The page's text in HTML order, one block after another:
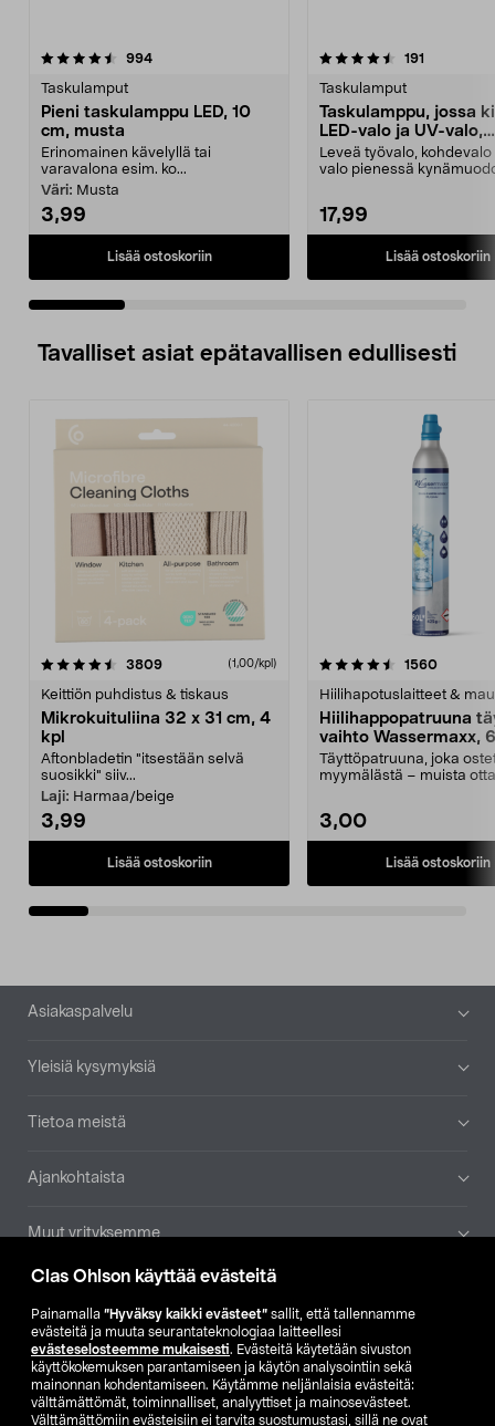
Clas Ohlson käyttää evästeitä
Painamalla ”Hyväksy kaikki evästeet” sallit, että tallennamme
evästeitä ja muuta seurantateknologiaa laitteellesi
evästeselosteemme mukaisesti. Evästeitä käytetään sivuston
käyttökokemuksen parantamiseen ja käytön analysointiin sekä
mainonnan kohdentamiseen. Käytämme neljänlaisia evästeitä:
välttämättömät, toiminnalliset, analyyttiset ja mainosevästeet.
Välttämättömiin evästeisiin ei tarvita suostumustasi, sillä ne ovat
994arvostelut
Taskulamput
Pieni taskulamppu LED, 10
cm, musta
Erinomainen kävelyllä tai
varavalona esim. ko...
Väri: Musta
3,99
Lisää ostoskoriin
4.5 viidestä
191
Taskulamput
Taskulamppu, jossa
LED-valo ja UV-valo,
ladattava
Leveä työvalo, kohdevalo
valo pienessä
17,99
Lisää ostoskoriin
4.0 viidestä
Tavalliset asiat epätavallisen edullisesti
3809arvostelut (1,00/kpl)
Keittiön puhdistus & tiskaus
Mikrokuituliina 32 x 31 cm, 4
kpl
Aftonbladetin "itsestään selvä
suosikki" siiv...
Laji: Harmaa/beige
3,99
Lisää ostoskoriin
4.5viidestä
1560
Hiilihapotuslaitteet &
Hiilihappopatruuna
vaihto Wassermaxx,
Täyttöpatruuna, joka
myymälästä – muista
3,00
Lisää ostoskoriin
4.5viidestä
Alatunniste
Asiakaspalvelu
Yleisiä kysymyksiä
Tietoa meistä
Ajankohtaista
Muut yrityksemme
Etsi myymälä
SE NO FI
FI SV